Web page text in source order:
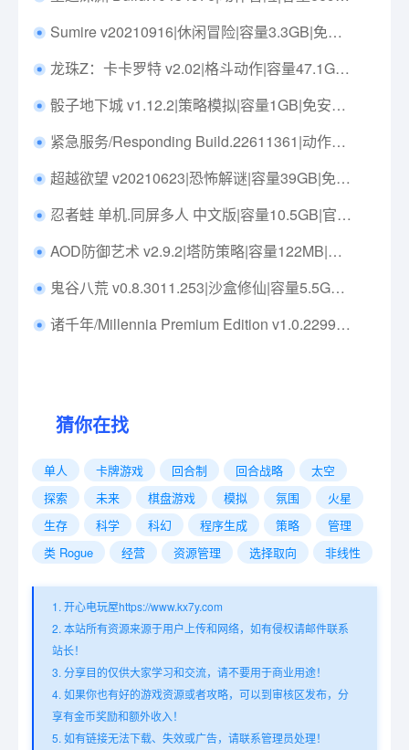
Sumire v20210916|休闲冒险|容量3.3GB|免安装绿色中文版|支持键盘.鼠标.手柄
龙珠Z：卡卡罗特 v2.02|格斗动作|容量47.1GB|免安装绿色中文版|支持键盘.鼠标.手柄
骰子地下城 v1.12.2|策略模拟|容量1GB|免安装绿色中文版|支持键盘.鼠标.手柄
紧急服务/Responding Build.22611361|动作冒险|容量13.4GB|免安装绿色中文版|支持键盘.鼠标
超越欲望 v20210623|恐怖解谜|容量39GB|免安装绿色中文版|支持键盘.鼠标.手柄
忍者蛙 单机.同屏多人 中文版|容量10.5GB|官方简体中文|支持键盘.鼠标.手柄
AOD防御艺术 v2.9.2|塔防策略|容量122MB|免安装绿色中文版|支持键盘.鼠标
鬼谷八荒 v0.8.3011.253|沙盒修仙|容量5.5GB|免安装绿色中文版|支持键盘.鼠标
诸千年/Millennia Premium Edition v1.0.22991.F|策略模拟|容量6.6GB|免安装绿色中文版|支持键盘.鼠标.手柄
猜你在找
单人 卡牌游戏 回合制 回合战略
太空
探索
未来 棋盘游戏 模拟 氛围
火星
生存
科学 科幻 程序生成 策略
管理
类 Rogue
经营 资源管理 选择取向 非线性
1. 开心电玩屋https://www.kx7y.com
2. 本站所有资源来源于用户上传和网络，如有侵权请邮件联系
站长！
3. 分享目的仅供大家学习和交流，请不要用于商业用途！
4. 如果你也有好的游戏资源或者攻略，可以到审核区发布，分
享有金币奖励和额外收入！
5. 如有链接无法下载、失效或广告，请联系管理员处理！